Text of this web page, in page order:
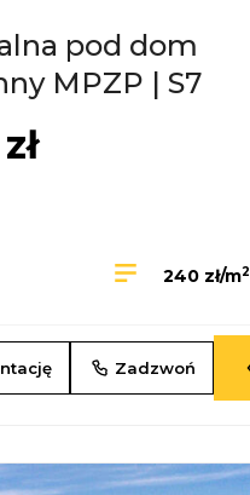
pod dom
MPZP | S7
240 zł/m2
Zadzwoń